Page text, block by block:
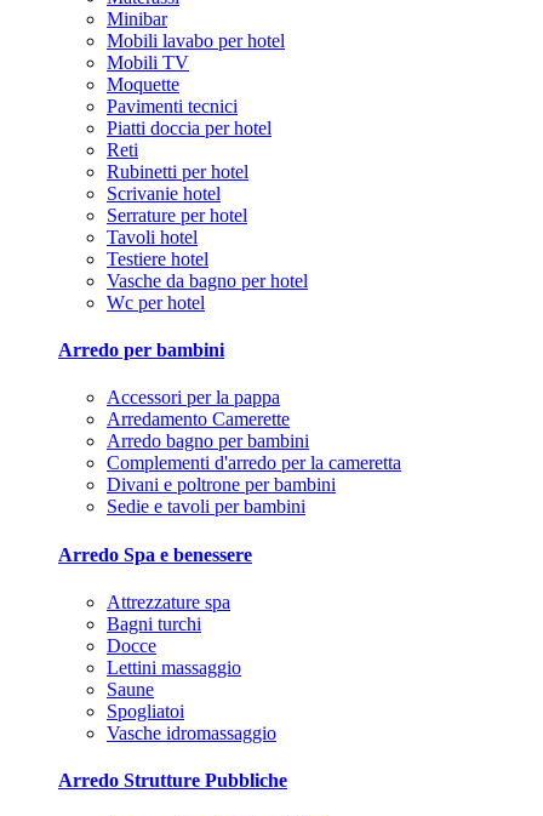
Minibar
Mobili lavabo per hotel
Mobili TV
Moquette
Pavimenti tecnici
Piatti doccia per hotel
Reti
Rubinetti per hotel
Scrivanie hotel
Serrature per hotel
Tavoli hotel
Testiere hotel
Vasche da bagno per hotel
Wc per hotel
Arredo per bambini
Accessori per la pappa
Arredamento Camerette
Arredo bagno per bambini
Complementi d'arredo per la cameretta
Divani e poltrone per bambini
Sedie e tavoli per bambini
Arredo Spa e benessere
Attrezzature spa
Bagni turchi
Docce
Lettini massaggio
Saune
Spogliatoi
Vasche idromassaggio
Arredo Strutture Pubbliche